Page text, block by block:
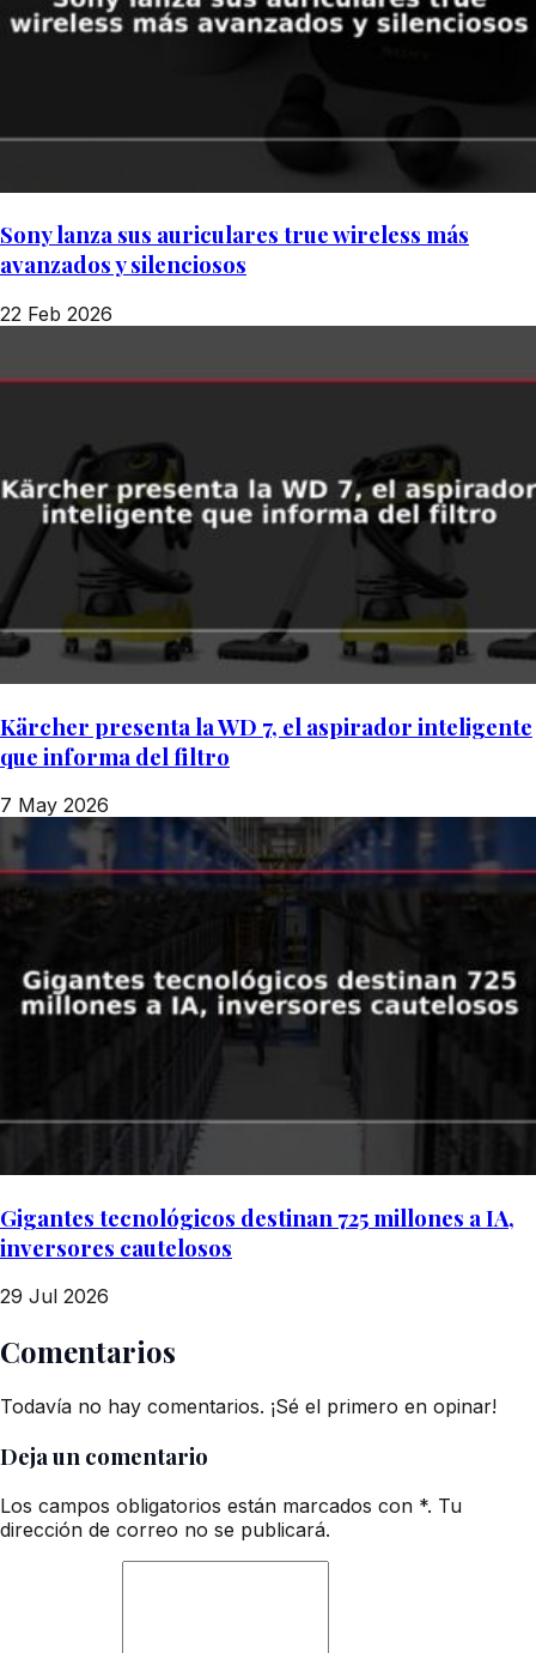
Sony lanza sus auriculares true wireless más
avanzados y silenciosos
22 Feb 2026
Kärcher presenta la WD 7, el aspirador inteligente
que informa del filtro
7 May 2026
Gigantes tecnológicos destinan 725 millones a IA,
inversores cautelosos
29 Jul 2026
Comentarios
Todavía no hay comentarios. ¡Sé el primero en opinar!
Deja un comentario
Los campos obligatorios están marcados con *. Tu
dirección de correo no se publicará.